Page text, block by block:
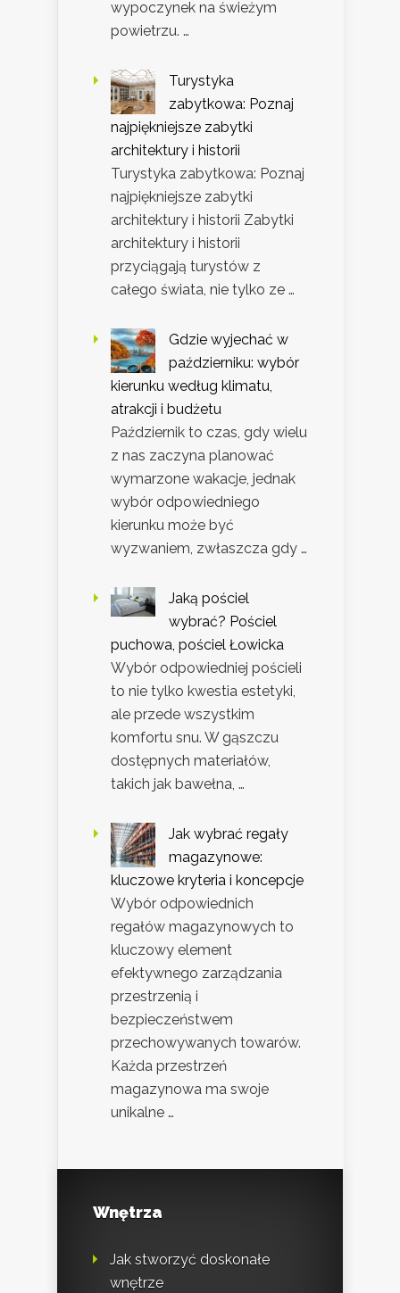
wypoczynek na świeżym
powietrzu. …
Turystyka
zabytkowa: Poznaj
najpiękniejsze zabytki
architektury i historii
Turystyka zabytkowa: Poznaj
najpiękniejsze zabytki
architektury i historii Zabytki
architektury i historii
przyciągają turystów z
całego świata, nie tylko ze …
Gdzie wyjechać w
październiku: wybór
kierunku według klimatu,
atrakcji i budżetu
Październik to czas, gdy wielu
z nas zaczyna planować
wymarzone wakacje, jednak
wybór odpowiedniego
kierunku może być
wyzwaniem, zwłaszcza gdy …
Jaką pościel
wybrać? Pościel
puchowa, pościel Łowicka
Wybór odpowiedniej pościeli
to nie tylko kwestia estetyki,
ale przede wszystkim
komfortu snu. W gąszczu
dostępnych materiałów,
takich jak bawełna, …
Jak wybrać regały
magazynowe:
kluczowe kryteria i koncepcje
Wybór odpowiednich
regałów magazynowych to
kluczowy element
efektywnego zarządzania
przestrzenią i
bezpieczeństwem
przechowywanych towarów.
Każda przestrzeń
magazynowa ma swoje
unikalne …
Wnętrza
Jak stworzyć doskonałe
wnętrze